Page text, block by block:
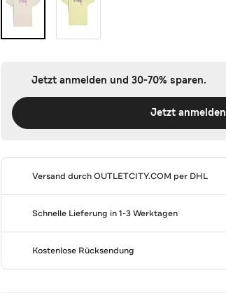
Jetzt anmelden und 30-70% sparen.
Jetzt anmelden
Versand durchOUTLETCITY.COM per DHL
Schnelle Lieferung in 1-3 Werktagen
Kostenlose Rücksendung